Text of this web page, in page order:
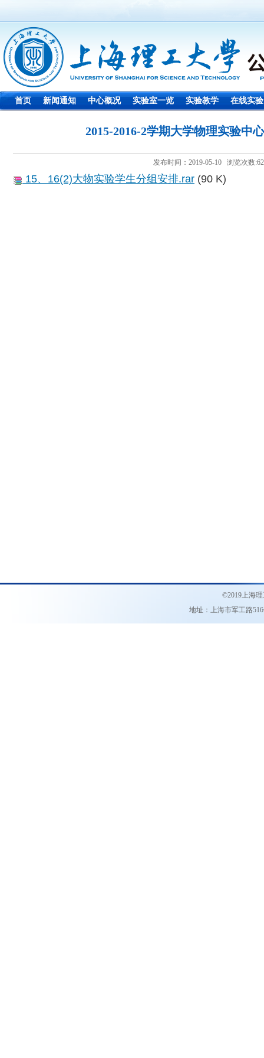
首页 新闻通知 中心概况 实验室一览 实验教学 在线实验
2015-2016-2学期大学物理实验中
发布时间：2019-05-10 浏览次数:
15、16(2)大物实验学生分组安排.rar (90 K)
©2019上海
地址：上海市军工路